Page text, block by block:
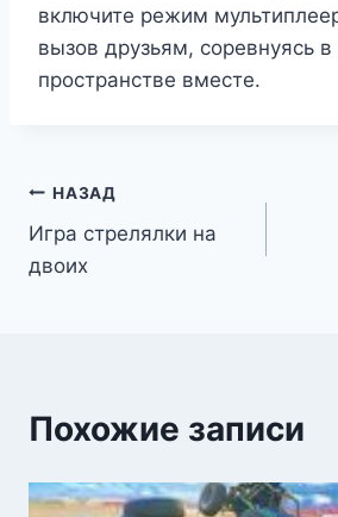
включите режим
вызов друзьям, соревнуясь
пространстве вместе.
Навигация
по
НАЗАД
Игра стрелялки на
двоих
Похожие записи